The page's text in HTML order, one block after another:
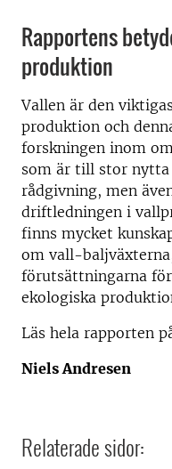
Rapportens
produktion
Vallen är den
produktion och
forskningen inom
som är till stor
rådgivning, men
driftledningen i
finns mycket
om vall-
förutsättningarna
ekologiska
Läs hela rapporten
Niels Andresen
Relaterade sidor: